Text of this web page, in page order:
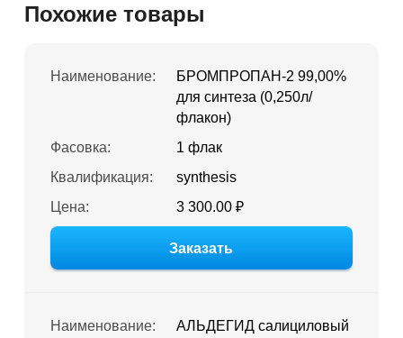
Похожие товары
Наименование:
БРОМПРОПАН-2 99,00%
для синтеза (0,250л/
флакон)
Фасовка:
1 флак
Квалификация:
synthesis
Цена:
3 300.00 ₽
Заказать
Наименование:
АЛЬДЕГИД салициловый